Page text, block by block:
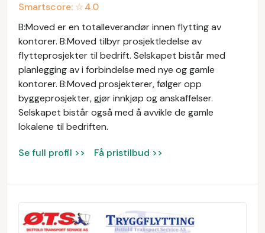
Smartscore: ☆4.0
B:Moved er en totalleverandør innen flytting av
kontorer. B:Moved tilbyr prosjektledelse av
flytteprosjekter til bedrift. Selskapet bistår med
planlegging av i forbindelse med nye og gamle
kontorer. B:Moved prosjekterer, følger opp
byggeprosjekter, gjør innkjøp og anskaffelser.
Selskapet bistår også med å avvikle de gamle
lokalene til bedriften.
Se full profil >> Få pristilbud >>